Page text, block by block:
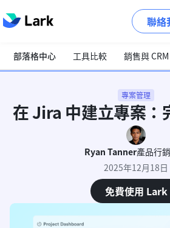
聯絡
部落格中心 工具比較 銷售與 CRM
專案管理
在 Jira 中建立專案：
Ryan Tanner產品行
2025年12月18日
免費使用 Lark